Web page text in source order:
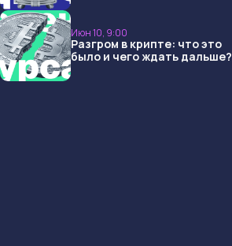
Июн 10, 9:00
Разгром в крипте: что это
было и чего ждать дальше?